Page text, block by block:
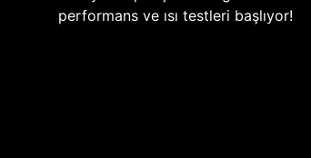
performans ve ısı testleri başlıyor!